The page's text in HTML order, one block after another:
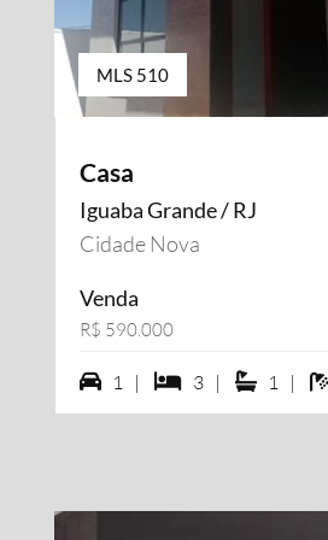
MLS 510
Casa
Iguaba Grande / RJ
Cidade Nova
Venda
R$ 590.000
1 vagas na garagem
1 | 3 dormiórios
3 | 1 suítes
1 |